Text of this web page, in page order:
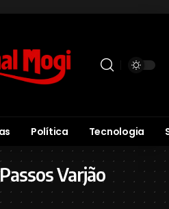
Política Tecnologia
Varjão